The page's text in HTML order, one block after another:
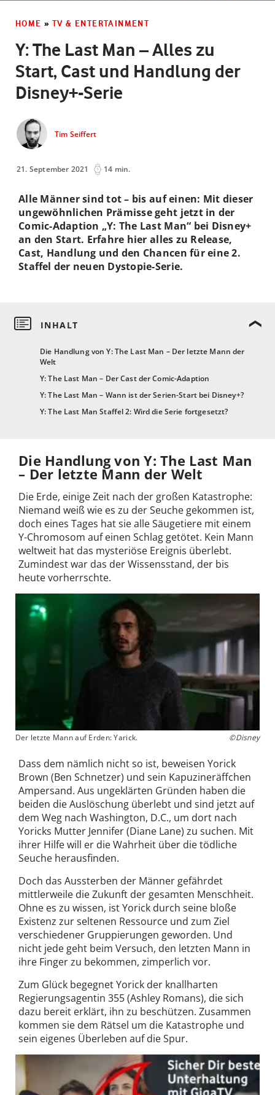
HOME » TV & ENTERTAINMENT
Y: The Last Man – Alles zu
Start, Cast und Handlung der
Disney+-Serie
Tim Seiffert
21. September 2021 14 min.
Die Handlung von Y: The Last Man – Der letzte Mann der
Welt
Y: The Last Man – Der Cast der Comic-Adaption
Y: The Last Man – Wann ist der Serien-Start bei Disney+?
Y: The Last Man Staffel 2: Wird die Serie fortgesetzt?
Alle Männer sind tot – bis auf einen: Mit dieser
ungewöhnlichen Prämisse geht jetzt in der
Comic-Adaption „Y: The Last Man“ bei Disney+
an den Start. Erfahre hier alles zu Release,
Cast, Handlung und den Chancen für eine 2.
Staffel der neuen Dystopie-Serie.
Die Handlung von Y: The Last Man
– Der letzte Mann der Welt
Die Erde, einige Zeit nach der großen Katastrophe:
Niemand weiß wie es zu der Seuche gekommen ist,
doch eines Tages hat sie alle Säugetiere mit einem
Y-Chromosom auf einen Schlag getötet. Kein Mann
weltweit hat das mysteriöse Ereignis überlebt.
Zumindest war das der Wissensstand, der bis
heute vorherrschte.
Der letzte Mann auf Erden: Yarick. ©Disney
Dass dem nämlich nicht so ist, beweisen Yorick
Brown (Ben Schnetzer) und sein Kapuzineräffchen
Ampersand. Aus ungeklärten Gründen haben die
beiden die Auslöschung überlebt und sind jetzt auf
dem Weg nach Washington, D.C., um dort nach
Yoricks Mutter Jennifer (Diane Lane) zu suchen. Mit
ihrer Hilfe will er die Wahrheit über die tödliche
Seuche herausfinden.
Doch das Aussterben der Männer gefährdet
mittlerweile die Zukunft der gesamten Menschheit.
Ohne es zu wissen, ist Yorick durch seine bloße
Existenz zur seltenen Ressource und zum Ziel
verschiedener Gruppierungen geworden. Und
nicht jede geht beim Versuch, den letzten Mann in
ihre Finger zu bekommen, zimperlich vor.
Zum Glück begegnet Yorick der knallharten
Regierungsagentin 355 (Ashley Romans), die sich
dazu bereit erklärt, ihn zu beschützen. Zusammen
kommen sie dem Rätsel um die Katastrophe und
sein eigenes Überleben auf die Spur.